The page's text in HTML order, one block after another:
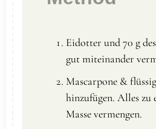
Eidotter und 70 g
gut miteinander
Mascarpone &
hinzufügen. Alles zu
Masse vermengen.